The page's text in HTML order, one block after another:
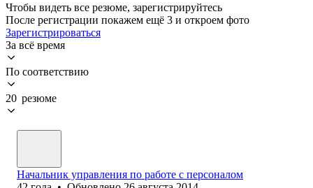
Чтобы видеть все резюме, зарегистрируйтесь
После регистрации покажем ещё 3 и откроем фото
Зарегистрироваться
За всё время
По соответствию
20 резюме
Начальник управления по работе с персоналом